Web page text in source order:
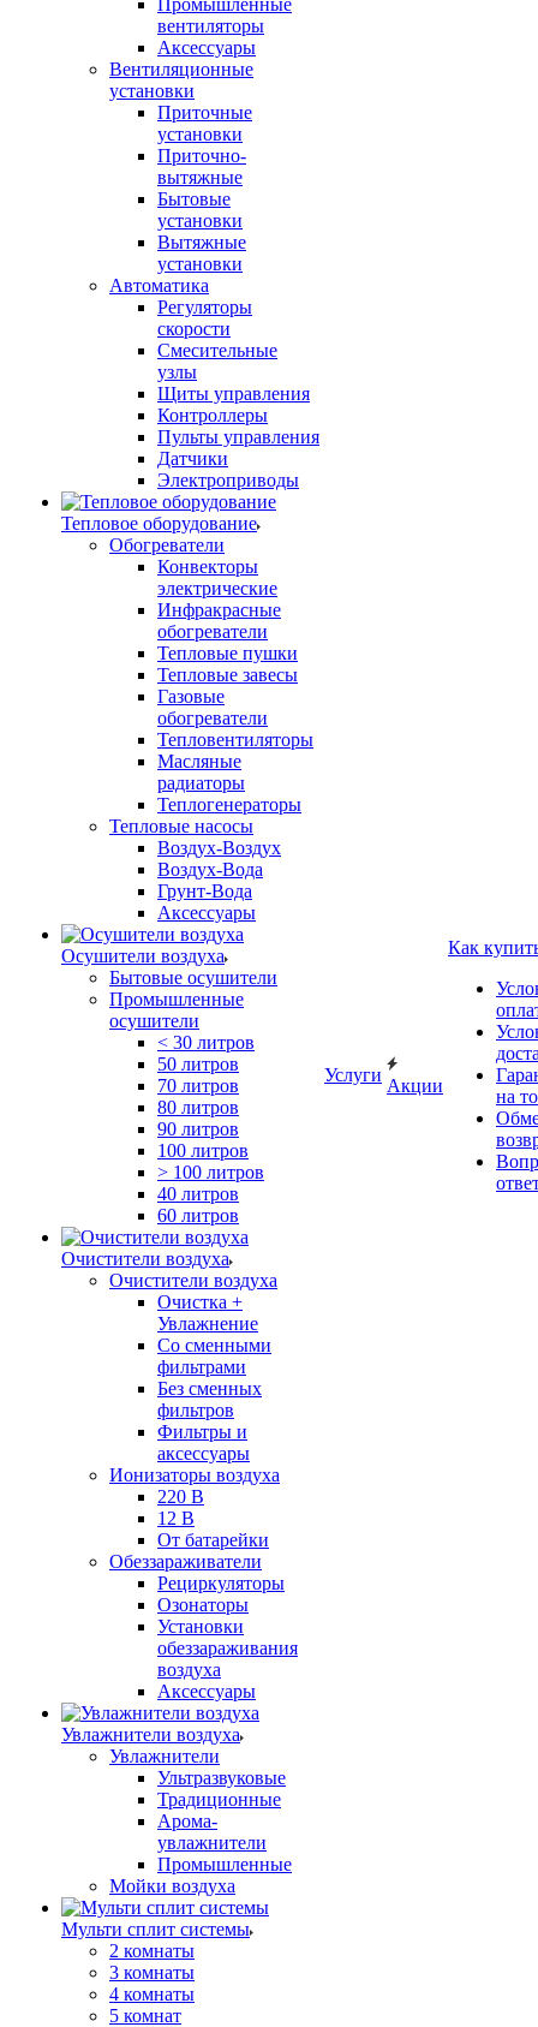
Промышленные
вентиляторы
Аксессуары
Вентиляционные
установки
Приточные
установки
Приточно-
вытяжные
Бытовые
установки
Вытяжные
установки
Автоматика
Регуляторы
скорости
Смесительные
узлы
Щиты управления
Контроллеры
Пульты управления
Датчики
Электроприводы
Тепловое оборудование
Обогреватели
Конвекторы
электрические
Инфракрасные
обогреватели
Тепловые пушки
Тепловые завесы
Газовые
обогреватели
Тепловентиляторы
Масляные
радиаторы
Теплогенераторы
Тепловые насосы
Воздух-Воздух
Воздух-Вода
Грунт-Вода
Аксессуары
Осушители воздуха
Бытовые осушители
Промышленные
осушители
< 30 литров
50 литров
70 литров
80 литров
90 литров
100 литров
> 100 литров
40 литров
60 литров
Очистители воздуха
Очистители воздуха
Очистка +
Увлажнение
Cо сменными
фильтрами
Без сменных
фильтров
Фильтры и
аксессуары
Ионизаторы воздуха
220 В
12 В
От батарейки
Обеззараживатели
Рециркуляторы
Озонаторы
Установки
обеззараживания
воздуха
Аксессуары
Увлажнители воздуха
Увлажнители
Ультразвуковые
Традиционные
Арома-
увлажнители
Промышленные
Мойки воздуха
Мульти сплит системы
2 комнаты
3 комнаты
4 комнаты
5 комнат
Услуги
Акции
Как
на